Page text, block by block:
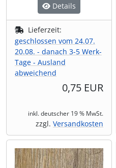
Details
Lieferzeit:
geschlossen vom 24.07.
20.08. - danach 3-5 Werk-
Tage - Ausland
abweichend
0,75 EUR
inkl. deutscher 19 % MwSt.
zzgl. Versandkosten